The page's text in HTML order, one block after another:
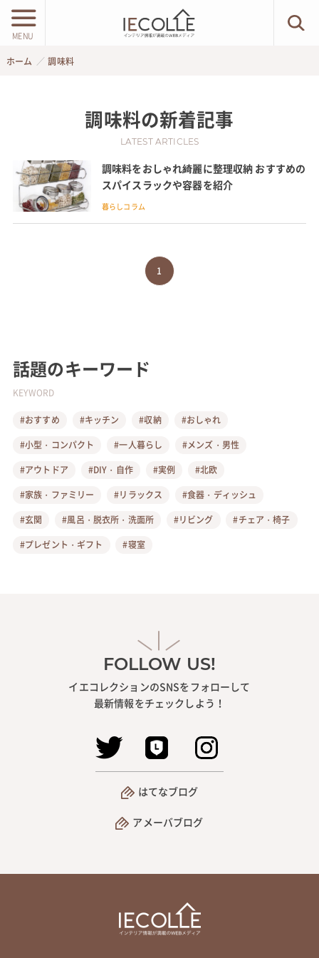
MENU
ホーム 調味料
調味料の新着記事
LATEST ARTICLES
調味料をおしゃれ綺麗に整理収納 おすすめの
スパイスラックや容器を紹介
暮らしコラム
1
話題のキーワード
KEYWORD
#おすすめ #キッチン #収納
#おしゃれ
#小型・コンパクト
#一人暮らし
#メンズ・男性
#アウトドア
#DIY・自作 #実例
#北欧
#家族・ファミリー
#リラックス
#食器・ディッシュ
#玄関
#風呂・脱衣所・洗面所 #リビング
#チェア・椅子
#プレゼント・ギフト
#寝室
FOLLOW US!
イエコレクションのSNSをフォローして
最新情報をチェックしよう！
はてなブログ
アメーバブログ